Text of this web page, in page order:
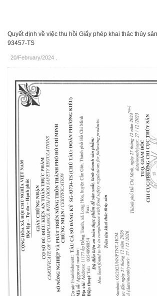
Quyết định về việc thu hồi Giấy phép khai thác thủy
93457-TS
20/February/2024